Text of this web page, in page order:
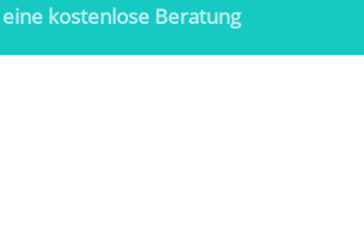
kostenlose Beratung